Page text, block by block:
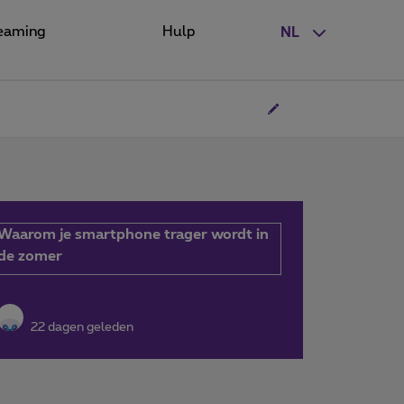
NL
Hulp
je smartphone trager wordt in
zomer
22 dagen geleden